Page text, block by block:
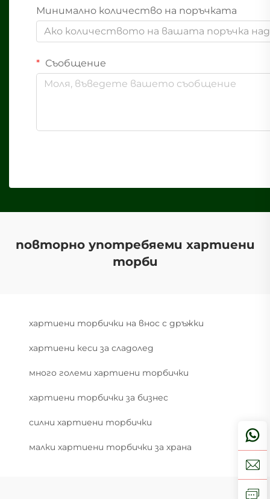
Минимално количество на поръчката
Ако количеството на вашата поръчка
Съобщение
повторно употребяеми хартиени
торби
хартиени торбички на внос с дръжки
хартиени кеси за сладолед
много големи хартиени торбички
хартиени торбички за бизнес
силни хартиени торбички
малки хартиени торбички за храна